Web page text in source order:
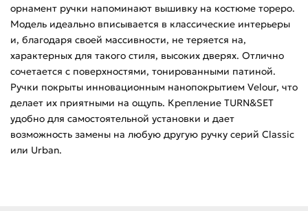
орнамент ручки напоминают вышивку на костюме тореро.
Модель идеально вписывается в классические интерьеры
и, благодаря своей массивности, не теряется на,
характерных для такого стиля, высоких дверях. Отлично
сочетается с поверхностями, тонированными патиной.
Ручки покрыты инновационным нанопокрытием Velour, что
делает их приятными на ощупь. Крепление TURN&SET
удобно для самостоятельной установки и дает
возможность замены на любую другую ручку серий Classic
или Urban.